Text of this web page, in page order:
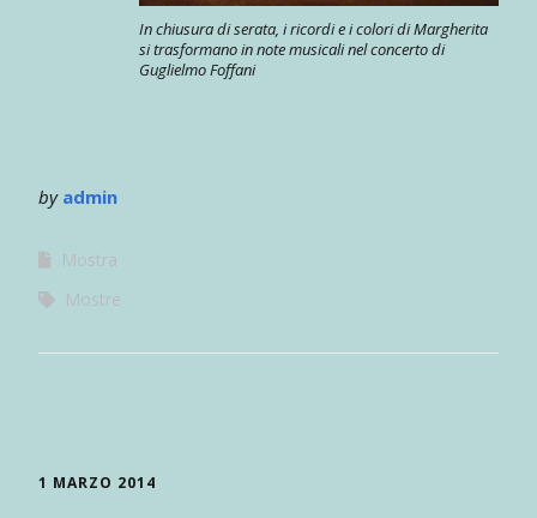
In chiusura di serata, i ricordi e i colori di Margherita
si trasformano in note musicali nel concerto di
Guglielmo Foffani
by admin
Mostra
Mostre
1 MARZO 2014